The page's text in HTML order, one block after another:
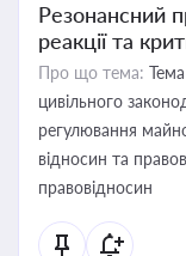
Резонансний
реакції та
Про що тема:
цивільного
регулювання
відносин та
правовідносин